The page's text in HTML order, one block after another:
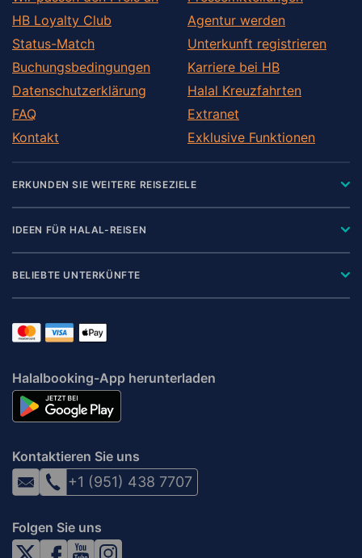
HB Loyalty Club
Status-Match
Buchungsbedingungen
Datenschutzerklärung
FAQ
Kontakt
Agentur werden
Unterkunft registrieren
Karriere bei HB
Halal Kreuzfahrten
Extranet
Exklusive Funktionen
ERKUNDEN SIE WEITERE REISEZIELE
IDEEN FÜR HALAL-REISEN
BELIEBTE UNTERKÜNFTE
Halalbooking-App herunterladen
Kontaktieren Sie uns
+1 (951) 438 7707
Folgen Sie uns